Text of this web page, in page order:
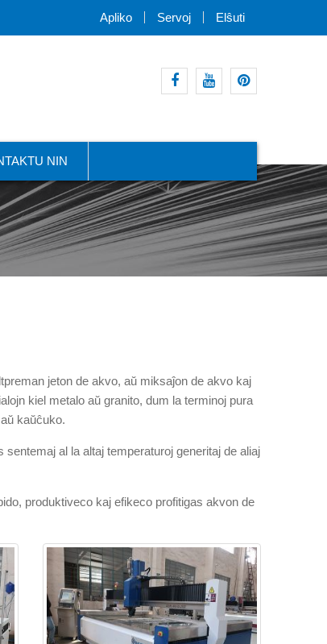
Apliko Servoj Elŝuti
NIN
jeton de akvo, aŭ miksaĵon de akvo kaj
kiel metalo aŭ granito, dum la terminoj pura
kaŭĉuko.
al la altaj temperaturoj generitaj de aliaj
produktiveco kaj efikeco profitigas akvon de